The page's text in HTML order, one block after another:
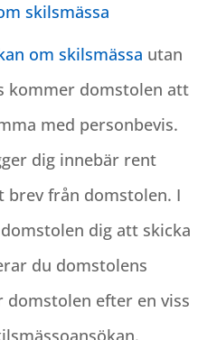
om skilsmässa utan
kommer domstolen att
med personbevis.
dig innebär rent
från domstolen. I
dig att skicka
du domstolens
domstolen efter en viss